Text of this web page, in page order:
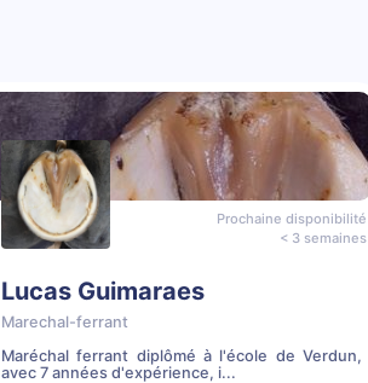
Prochaine disponibilité
< 3 semaines
Lucas Guimaraes
Marechal-ferrant
Maréchal ferrant diplômé à l'école de Verdun,
avec 7 années d'expérience, i...